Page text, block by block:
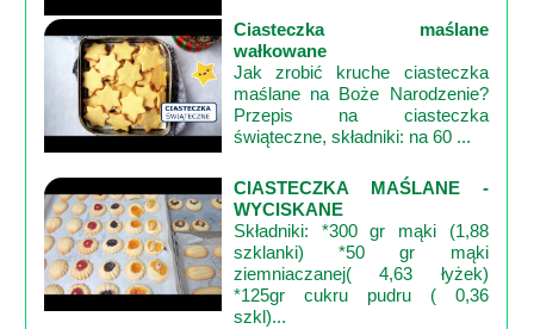
Ciasteczka maślane
wałkowane
Jak zrobić kruche ciasteczka
maślane na Boże Narodzenie?
Przepis na ciasteczka
świąteczne, składniki: na 60 ...
CIASTECZKA MAŚLANE -
WYCISKANE
Składniki: *300 gr mąki (1,88
szklanki) *50 gr mąki
ziemniaczanej( 4,63 łyżek)
*125gr cukru pudru ( 0,36
szkl)...